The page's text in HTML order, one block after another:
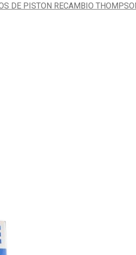
DE PISTON RECAMBIO